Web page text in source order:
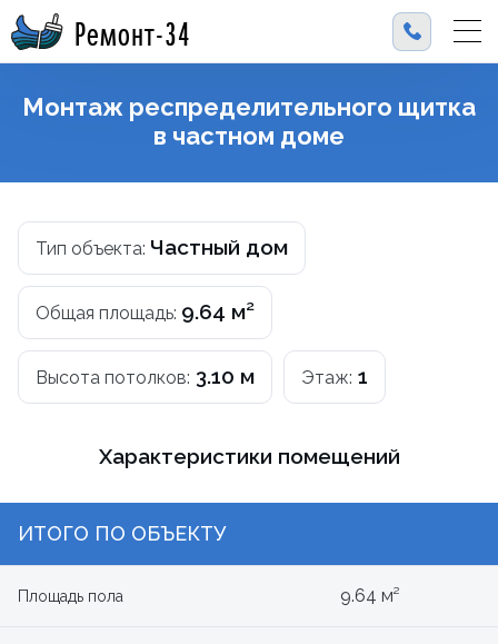
Ремонт-34
Монтаж респределительного щитка
в частном доме
Тип объекта: Частный дом
Общая площадь: 9.64 м²
Высота потолков: 3.10 м Этаж: 1
Характеристики помещений
ИТОГО ПО ОБЪЕКТУ
Площадь пола 9.64 м²